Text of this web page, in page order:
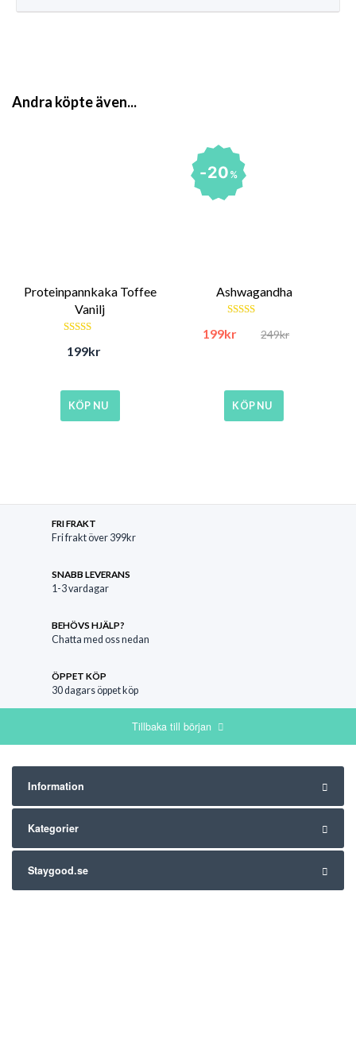
Andra köpte även...
Proteinpannkaka Toffee
Vanilj
Betygsatt
199kr
KÖP NU
20%
Ashwagandha
Betygsatt
249kr
Det
199kr
Det nuvarande
KÖP NU
FRI FRAKT
Fri frakt över 399kr
SNABB LEVERANS
1-3 vardagar
BEHÖVS HJÄLP?
Chatta med oss nedan
ÖPPET KÖP
30 dagars öppet köp
Tillbaka till början
Information
Kategorier
Staygood.se